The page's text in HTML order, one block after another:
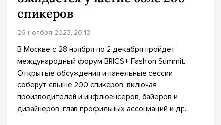
спикеров
26 ноября 2023, 20:13
В Москве с 28 ноября по 2 декабря пройдет
международный форум BRICS+ Fashion Summit.
Открытые обсуждения и панельные сессии
соберут свыше 200 спикеров, включая
производителей и инфлюенсеров, байеров и
дизайнеров, глав профильных ассоциаций и др.